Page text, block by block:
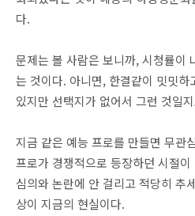
다.
문제는 볼 사람은 보니까, 시청률이
는 것이다. 아니면, 한결같이 밋밋
있지만 선택지가 없어서 그런 것일
지금 같은 예능 프로를 만들면 무관
프로가 경쟁적으로 등장하던 시절
심의와 논란에 안 걸리고 적당히 추
상이 지금의 현실이다.